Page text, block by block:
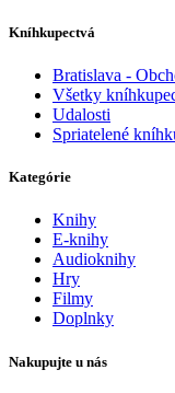
Kníhkupectvá
Bratislava -
Všetky
Udalosti
Spriatelené
Kategórie
Knihy
E-knihy
Audioknihy
Hry
Filmy
Doplnky
Nakupujte u nás